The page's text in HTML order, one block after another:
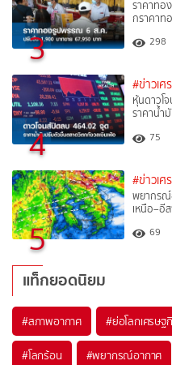
3
ราคาทอ
กราคาท
298
4
#ข่าวเ
หุ้นดาวโ
ราคาน้ำ
75
5
#ข่าวเ
พยากรณ์
เหนือ–อี
69
แท็กยอดนิยม
#สภาพอากาศ #ย่อโลกเศรษฐ
#โลกร้อน #พยากรณ์อากาศ